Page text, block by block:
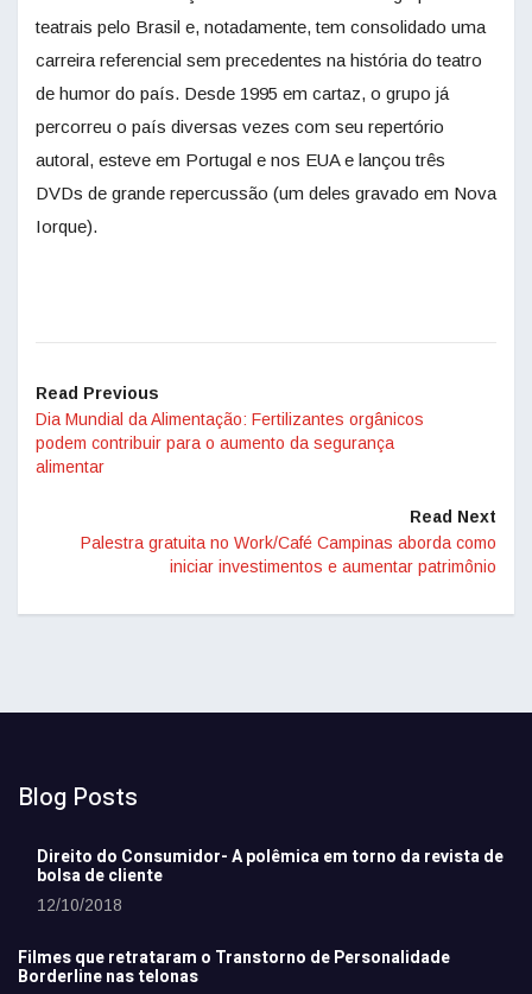
teatrais pelo Brasil e, notadamente, tem consolidado uma
carreira referencial sem precedentes na história do teatro
de humor do país. Desde 1995 em cartaz, o grupo já
percorreu o país diversas vezes com seu repertório
autoral, esteve em Portugal e nos EUA e lançou três
DVDs de grande repercussão (um deles gravado em Nova
Iorque).
Read Previous
Dia Mundial da Alimentação: Fertilizantes orgânicos
podem contribuir para o aumento da segurança
alimentar
Read Next
Palestra gratuita no Work/Café Campinas aborda como
iniciar investimentos e aumentar patrimônio
Blog Posts
Direito do Consumidor- A polêmica em torno da revista de
bolsa de cliente
12/10/2018
Filmes que retrataram o Transtorno de Personalidade
Borderline nas telonas